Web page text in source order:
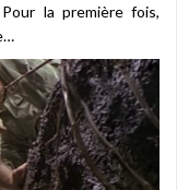
la première fois,